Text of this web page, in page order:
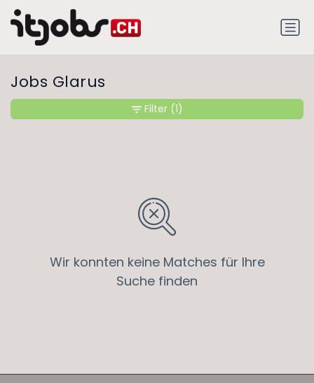
Jobs Glarus
Wir konnten keine Matches für Ihre
Suche finden
Filter (1)